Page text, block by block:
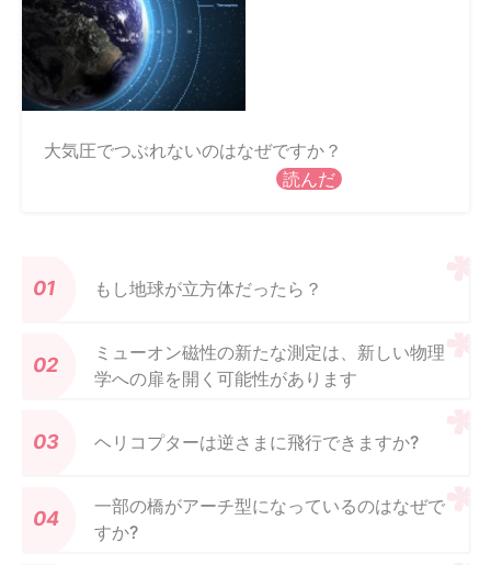
大気圧でつぶれないのはなぜですか？
読んだ
もし地球が立方体だったら？
ミューオン磁性の新たな測定は、新しい物理
学への扉を開く可能性があります
ヘリコプターは逆さまに飛行できますか?
一部の橋がアーチ型になっているのはなぜで
すか?